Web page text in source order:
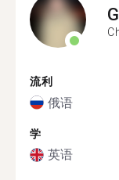
流利
俄语
学
英语